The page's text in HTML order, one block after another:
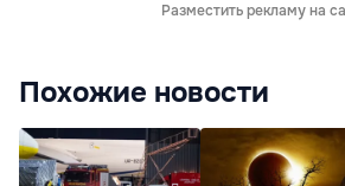
Разместить рекламу на
Похожие новости